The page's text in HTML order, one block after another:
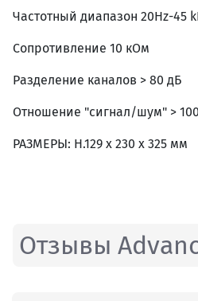
Частотный диапазон 20Hz-45
Сопротивление 10 кОм
Разделение каналов > 80 дБ
Отношение "сигнал/шум" >
РАЗМЕРЫ: H.129 x 230 x 325 мм
Отзывы